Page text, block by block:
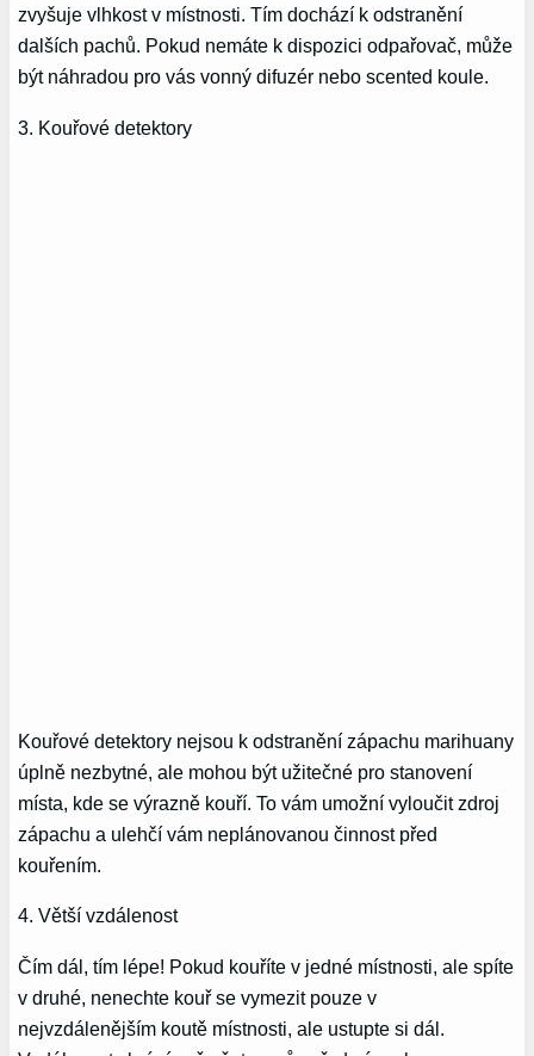
zvyšuje vlhkost v místnosti. Tím dochází k odstranění
dalších pachů. Pokud nemáte k dispozici odpařovač, může
být náhradou pro vás vonný difuzér nebo scented koule.
3. Kouřové detektory
Kouřové detektory nejsou k odstranění zápachu marihuany
úplně nezbytné, ale mohou být užitečné pro stanovení
místa, kde se výrazně kouří. To vám umožní vyloučit zdroj
zápachu a ulehčí vám neplánovanou činnost před
kouřením.
4. Větší vzdálenost
Čím dál, tím lépe! Pokud kouříte v jedné místnosti, ale spíte
v druhé, nenechte kouř se vymezit pouze v
nejvzdálenějším koutě místnosti, ale ustupte si dál.